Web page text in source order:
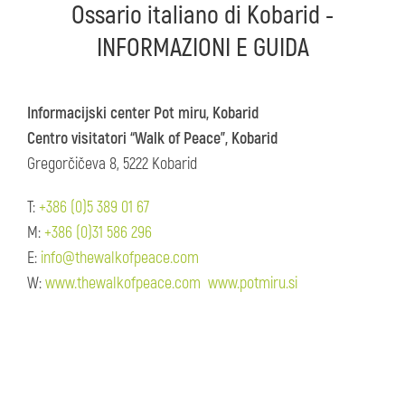
Ossario italiano di Kobarid -
INFORMAZIONI E GUIDA
Informacijski center Pot miru, Kobarid
Centro visitatori “Walk of Peace”, Kobarid
Gregorčičeva 8, 5222 Kobarid
T:+386 (0)5 389 01 67
M:+386 (0)31 586 296
E: info@thewalkofpeace.com
W:www.thewalkofpeace.com www.potmiru.si